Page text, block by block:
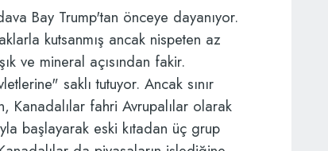
Bay Trump'tan önceye dayanıyor.
kutsanmış ancak nispeten az
ve mineral açısından fakir.
saklı tutuyor. Ancak sınır
Kanadalılar fahri Avrupalılar olarak
başlayarak eski kıtadan üç grup